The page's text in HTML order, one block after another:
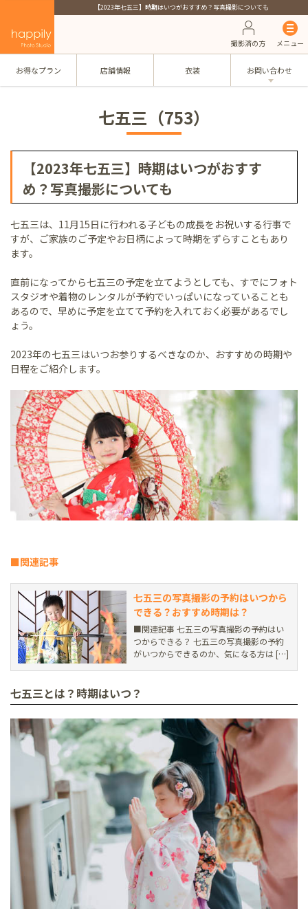
【2023年七五三】時期はいつがおすすめ？写真撮影についても
撮影済の方 メニュー
お得なプラン 店舗情報 衣装 お問い合わせ
七五三（753）
【2023年七五三】時期はいつがおすす
め？写真撮影についても
七五三は、11月15日に行われる子どもの成長をお祝いする行事で
すが、ご家族のご予定やお日柄によって時期をずらすこともあり
ます。
直前になってから七五三の予定を立てようとしても、すでにフォト
スタジオや着物のレンタルが予約でいっぱいになっていることも
あるので、早めに予定を立てて予約を入れておく必要があるでし
ょう。
2023年の七五三はいつお参りするべきなのか、おすすめの時期や
日程をご紹介します。
■関連記事
七五三の写真撮影の予約はいつから
できる？おすすめ時期は？
■関連記事 七五三の写真撮影の予約はい
つからできる？ 七五三の写真撮影の予約
がいつからできるのか、気になる方は […]
七五三とは？時期はいつ？